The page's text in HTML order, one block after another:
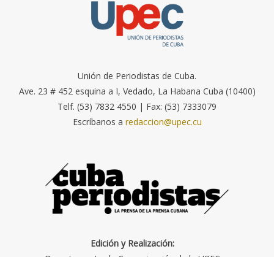
Unión de Periodistas de Cuba.
Ave. 23 # 452 esquina a I, Vedado, La Habana Cuba (10400)
Telf. (53) 7832 4550 | Fax: (53) 7333079
Escríbanos a redaccion@upec.cu
Edición y Realización: